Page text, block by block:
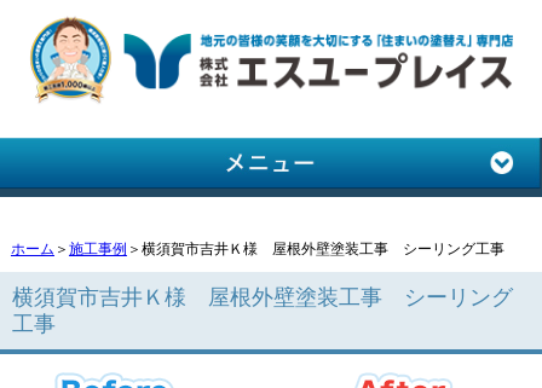
ホーム ＞ 施工事例 ＞横須賀市吉井Ｋ様 屋根外壁塗装工事 シーリング工事
横須賀市吉井Ｋ様 屋根外壁塗装工事 シーリング
工事